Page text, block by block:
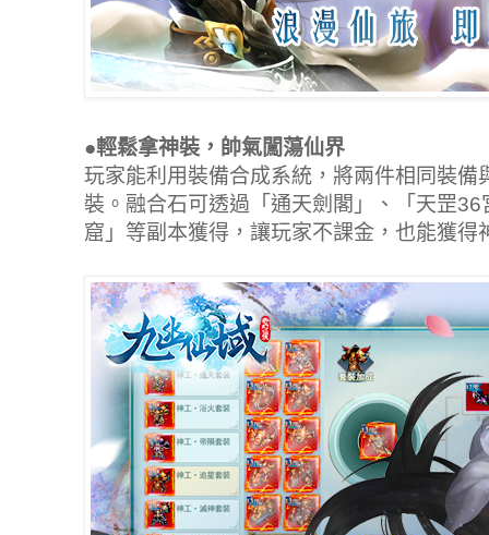
●輕鬆拿神裝，帥氣闖蕩仙界
玩家能利用裝備合成系統，將兩件相同裝備
裝。融合石可透過「通天劍閣」、「天罡
窟」等副本獲得，讓玩家不課金，也能獲得